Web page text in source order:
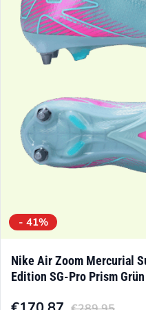
Optionen
können
Produktseite
gewählt
werden
- 41%
Nike Air Zoom Mercurial
Edition SG-Pro Prism Grün